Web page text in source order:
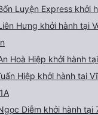
Luyện Express khởi
Hưng khởi hành tại
Hoà Hiệp khởi hành
Hiệp khởi hành tại
Diễm khởi hành tại